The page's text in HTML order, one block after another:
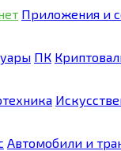
Приложения и
ПК
Автомобили и